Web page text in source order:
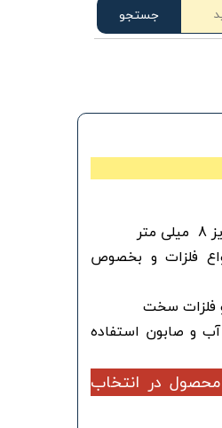
جستجو
انواع فلزات و بخصوص
فلزات سخت
و صابون استفاده
در انتخاب